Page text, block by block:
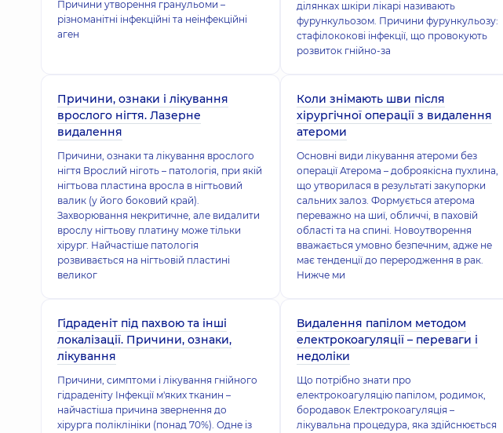
Причини утворення гранульоми –
різноманітні інфекційні та неінфекційні
аген
ділянках шкіри лікарі називають
фурункульозом. Причини фурункульозу:
стафілококові інфекції, що провокують
розвиток гнійно-за
Причини, ознаки і лікування
врослого нігтя. Лазерне
видалення
Причини, ознаки та лікування врослого
нігтя Врослий ніготь – патологія, при якій
нігтьова пластина вросла в нігтьовий
валик (у його боковий край).
Захворювання некритичне, але видалити
врослу нігтьову платину може тільки
хірург. Найчастіше патологія
розвивається на нігтьовій пластині
великог
Коли знімають шви після
хірургічної операції з видалення
атероми
Основні види лікування атероми без
операції Атерома – доброякісна пухлина,
що утворилася в результаті закупорки
сальних залоз. Формується атерома
переважно на шиї, обличчі, в паховій
області та на спині. Новоутворення
вважається умовно безпечним, адже не
має тенденції до переродження в рак.
Нижче ми
Гідраденіт під пахвою та інші
локалізації. Причини, ознаки,
лікування
Причини, симптоми і лікування гнійного
гідраденіту Інфекції м'яких тканин –
найчастіша причина звернення до
хірурга поліклініки (понад 70%). Одне із
Видалення папілом методом
електрокоагуляції – переваги і
недоліки
Що потрібно знати про
електрокоагуляцію папілом, родимок,
бородавок Електрокоагуляція –
лікувальна процедура, яка здійснюється